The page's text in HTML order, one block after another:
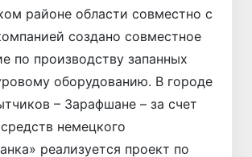
районе области совместно с
создано совместное
по производству запанных
оборудованию. В городе
– Зарафшане – за счет
немецкого
реализуется проект по